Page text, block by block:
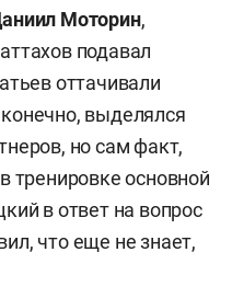
Моторин,
подавал
оттачивали
выделялся
но сам факт,
тренировке основной
в ответ на вопрос
что еще не знает,